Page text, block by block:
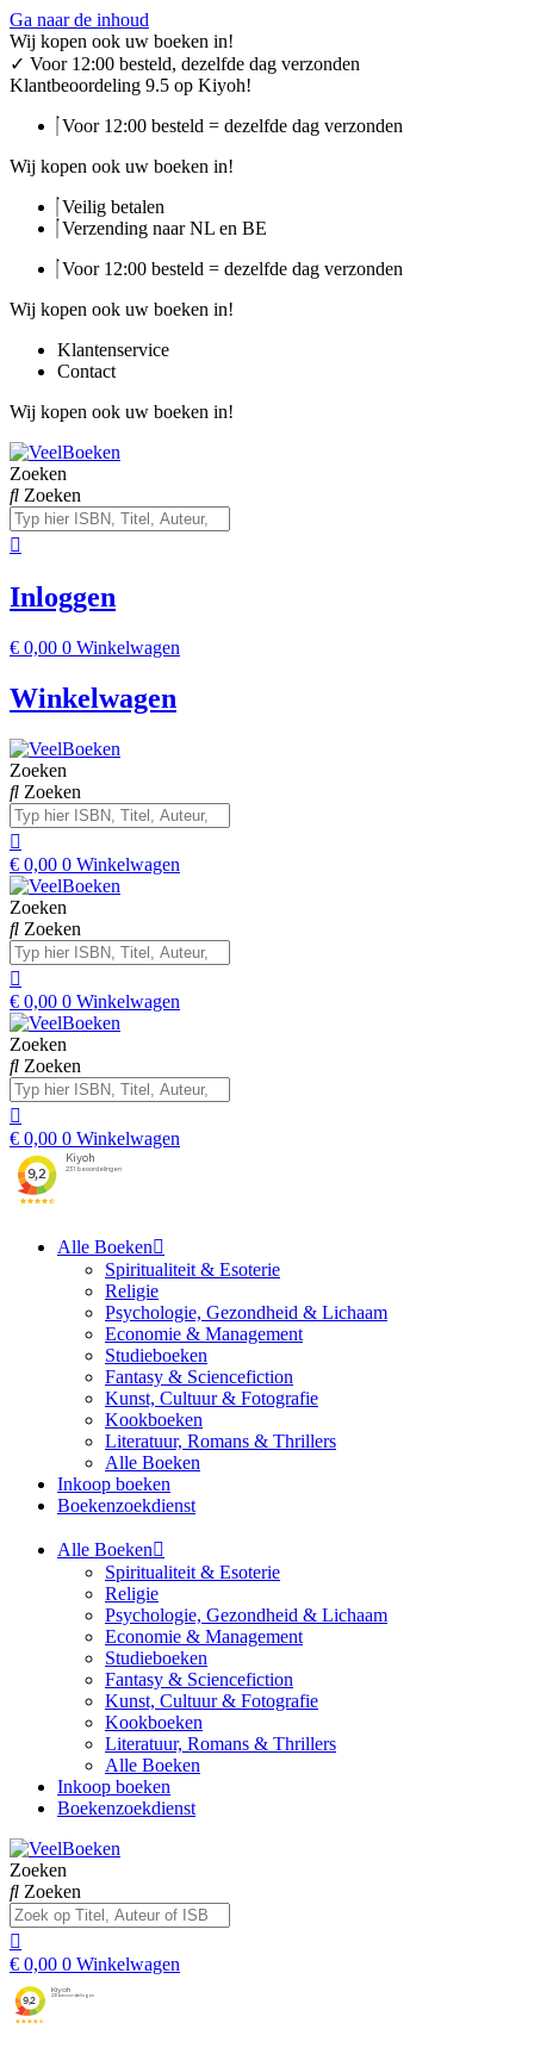
Ga naar de inhoud
Wij kopen ook uw boeken in!
✓ Voor 12:00 besteld, dezelfde dag verzonden
Klantbeoordeling 9.5 op Kiyoh!
Voor 12:00 besteld = dezelfde dag verzonden
Wij kopen ook uw boeken in!
Veilig betalen
Verzending naar NL en BE
Voor 12:00 besteld = dezelfde dag verzonden
Wij kopen ook uw boeken in!
Klantenservice
Contact
Wij kopen ook uw boeken in!
Zoeken
Zoeken
Inloggen
€ 0,00 0 Winkelwagen
Winkelwagen
Zoeken
Zoeken
€ 0,00 0 Winkelwagen
Zoeken
Zoeken
€ 0,00 0 Winkelwagen
Zoeken
Zoeken
€ 0,00 0 Winkelwagen
Alle Boeken
Spiritualiteit & Esoterie
Religie
Psychologie, Gezondheid & Lichaam
Economie & Management
Studieboeken
Fantasy & Sciencefiction
Kunst, Cultuur & Fotografie
Kookboeken
Literatuur, Romans & Thrillers
Alle Boeken
Inkoop boeken
Boekenzoekdienst
Alle Boeken
Spiritualiteit & Esoterie
Religie
Psychologie, Gezondheid & Lichaam
Economie & Management
Studieboeken
Fantasy & Sciencefiction
Kunst, Cultuur & Fotografie
Kookboeken
Literatuur, Romans & Thrillers
Alle Boeken
Inkoop boeken
Boekenzoekdienst
Zoeken
Zoeken
€ 0,00 0 Winkelwagen